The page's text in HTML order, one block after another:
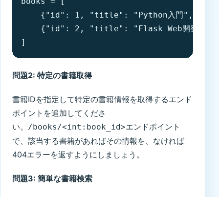
{"id": 1, "title": "Python入門",
{"id": 2, "title": "Flask Web開発",
]
問題2: 特定の書籍取得
書籍IDを指定して特定の書籍情報を取得するエンド
ポイントを追加してくださ
い。 /books/<int:book_id>エンドポイント
で、該当する書籍があればその情報を、なければ
404エラーを返すようにしましょう。
問題3: 簡単な書籍検索